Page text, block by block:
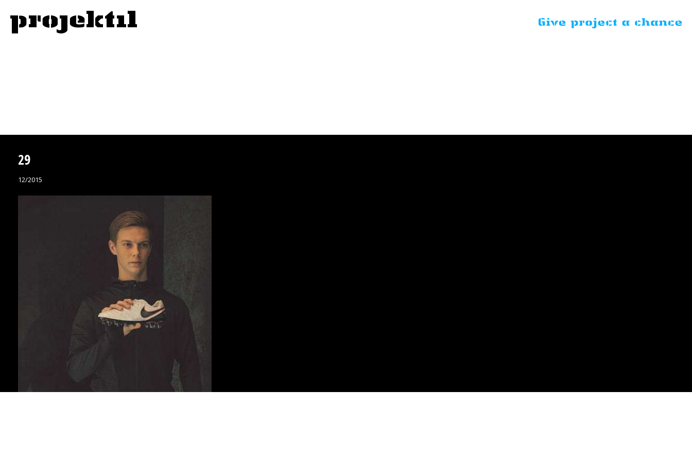
29
12/2015